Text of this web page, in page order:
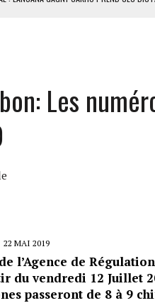
NÉGOCIENT DES COULOIRS SÛRS DANS LE
TONNES D’URANIUM EXPORTÉES VERS LA
Les
22 MAI 2019
l’Agence de
du vendredi 12 Juillet
passeront de 8 à 9